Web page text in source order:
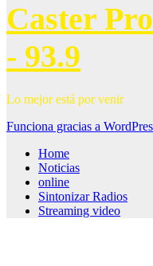
Caster
- 93.9
Lo mejor está por venir
Funciona gracias a
Home
Noticias
online
Sintonizar Radios
Streaming video